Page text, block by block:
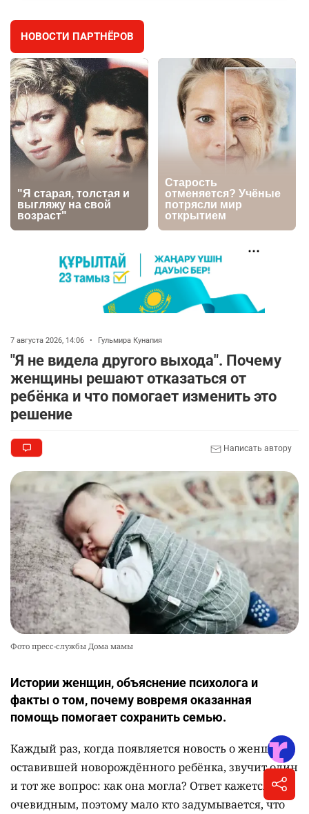
⚠️ Доброе утро, друзья! Предлагаем обзор
главных новостей за 4 августа
2715 0 1
5
🗣Глава государства направил телеграмму
соболезнования родным и близким Халық
қаһарманы Ивана Гапича
2717 2 42
6
🇫🇷 Клуб ПСЖ объявил об открытии своей
футбольной академии в Астане
🚗 Казахстанцев убедили оформить
автокредиты за вознаграждение
2701 0 11
9
🏇 В Астане наказали мужчину, который ездил
верхом на лошади
2316
10
видеоаналитикой
2310 1 21
НОВОСТИ ПАРТНЁРОВ
7 августа 2026, 14:06 • Гульмира Кунапия
"Я не видела другого выхода". Почему
женщины решают отказаться от
ребёнка и что помогает изменить это
решение
Написать автору
Фото пресс-службы Дома мамы
Истории женщин, объяснение психолога и
факты о том, почему вовремя оказанная
помощь помогает сохранить семью.
Каждый раз, когда появляется новость о женщине,
оставившей новорождённого ребёнка, звучит один
и тот же вопрос: как она могла? Ответ кажется
очевидным, поэтому мало кто задумывается, что